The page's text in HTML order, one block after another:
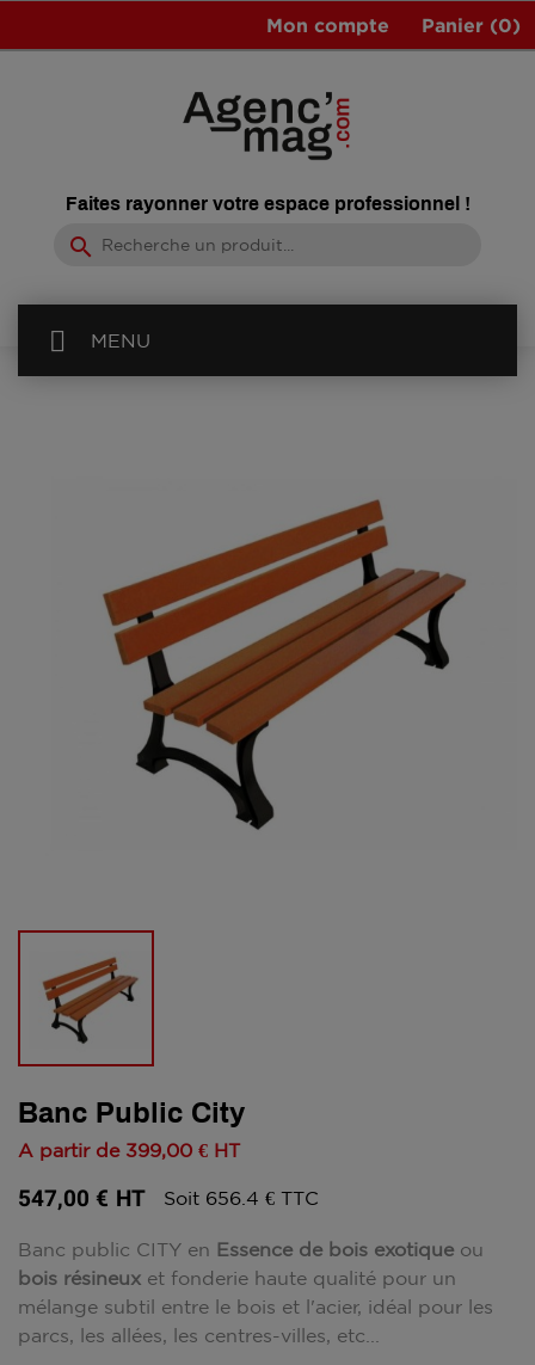
Panier (0)
Mon compte
Faites rayonner votre espace professionnel !
search
MENU
Banc Public City
A partir de 399,00 € HT
547,00 € HT Soit 656.4 € TTC
Banc public CITY en Essence de bois exotique ou
bois résineux et fonderie haute qualité pour un
mélange subtil entre le bois et l'acier, idéal pour les
parcs, les allées, les centres-villes, etc...